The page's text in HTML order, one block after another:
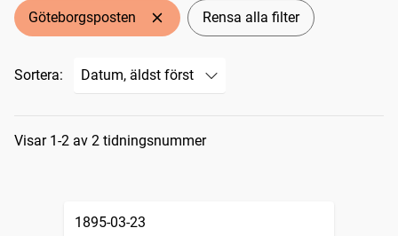
Göteborgsposten Rensa alla filter
Sortera:
Sökresultat
Visar 1-2 av 2 tidningsnummer
1895-03-23